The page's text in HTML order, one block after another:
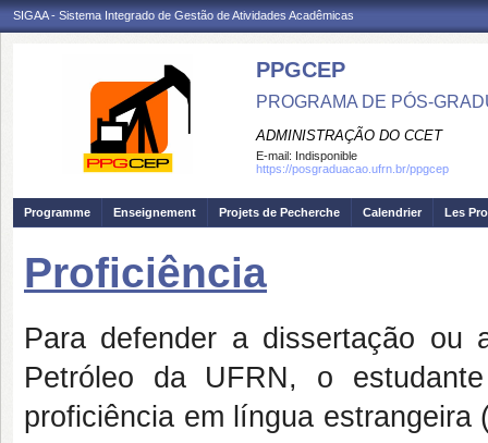
SIGAA - Sistema Integrado de Gestão de Atividades Acadêmicas
PPGCEP
PROGRAMA DE PÓS-
ADMINISTRAÇÃO DO CCET
E-mail: Indisponible
https://posgraduacao.ufrn.br/ppgcep
Programme Enseignement Projets de Pecherche Calendrier Les
Proficiência
Para defender a dissertação ou
Petróleo da UFRN, o
proficiência em língua